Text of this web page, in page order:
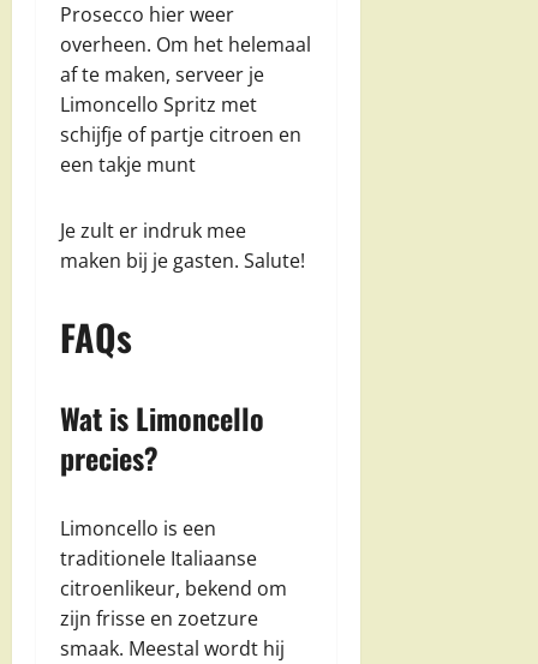
Prosecco hier weer
overheen. Om het helemaal
af te maken, serveer je
Limoncello Spritz met
schijfje of partje citroen en
een takje munt
Je zult er indruk mee
maken bij je gasten. Salute!
FAQs
Wat is Limoncello
precies?
Limoncello is een
traditionele Italiaanse
citroenlikeur, bekend om
zijn frisse en zoetzure
smaak. Meestal wordt hij